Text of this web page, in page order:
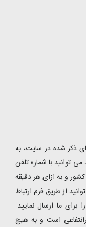
ذکر شده در سایت، به
توانید با شماره تلفن
کشور و به ازای هر دقیقه
از طریق فرم ارتباط
برای ما ارسال نمایید.
است و به هیچ